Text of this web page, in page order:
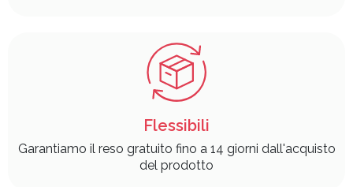
Flessibili
Garantiamo il reso gratuito fino a 14 giorni dall'acquisto
del prodotto